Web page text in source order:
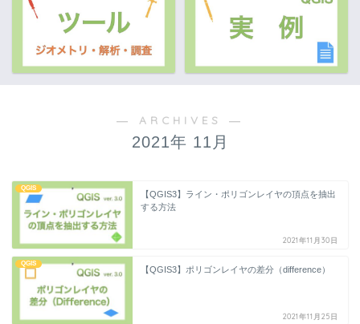
― ARCHIVES ―
2021年 11月
QGIS
【QGIS3】ライン・ポリゴンレイヤの頂点を抽出
する方法
2021年11月30日
QGIS
【QGIS3】ポリゴンレイヤの差分（difference）
2021年11月25日